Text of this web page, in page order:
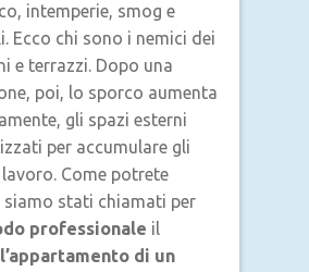
intemperie, smog e
Ecco chi sono i nemici dei
e terrazzi. Dopo una
poi, lo sporco aumenta
gli spazi esterni
per accumulare gli
Come potrete
siamo stati chiamati per
professionale il
di un